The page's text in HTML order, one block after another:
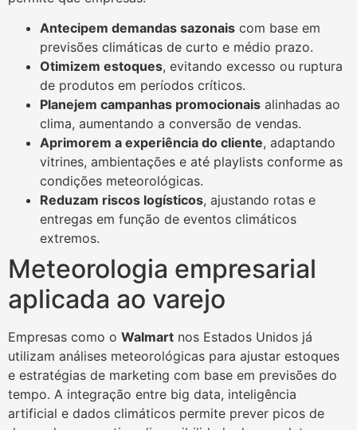
Antecipem demandas sazonais com base em
previsões climáticas de curto e médio prazo.
Otimizem estoques, evitando excesso ou ruptura
de produtos em períodos críticos.
Planejem campanhas promocionais alinhadas ao
clima, aumentando a conversão de vendas.
Aprimorem a experiência do cliente, adaptando
vitrines, ambientações e até playlists conforme as
condições meteorológicas.
Reduzam riscos logísticos, ajustando rotas e
entregas em função de eventos climáticos
extremos.
Meteorologia empresarial
aplicada ao varejo
Empresas como o Walmart nos Estados Unidos já
utilizam análises meteorológicas para ajustar estoques
e estratégias de marketing com base em previsões do
tempo. A integração entre big data, inteligência
artificial e dados climáticos permite prever picos de